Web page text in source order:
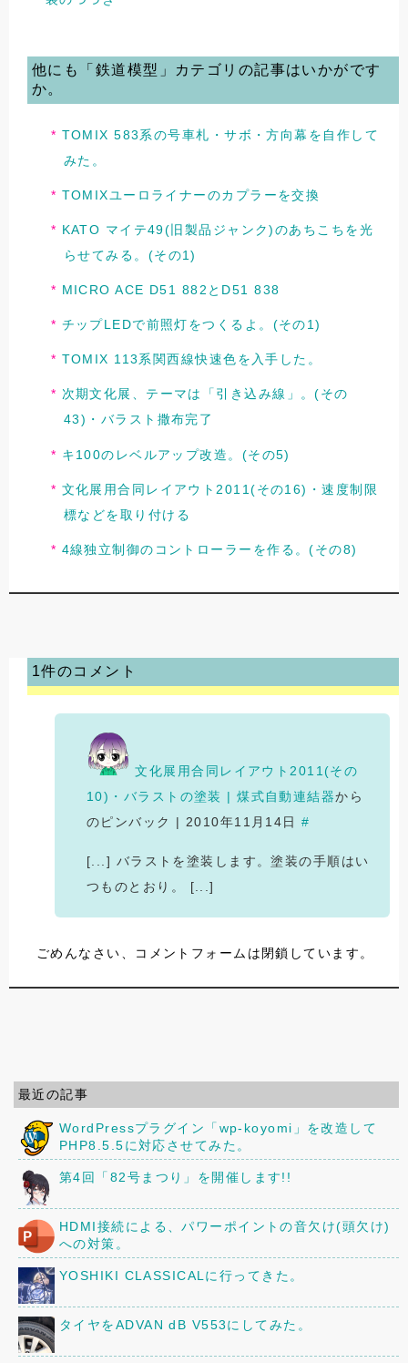
他にも「鉄道模型」カテゴリの記事はいかがです
か。
TOMIX 583系の号車札・サボ・方向幕を自作して
みた。
TOMIXユーロライナーのカプラーを交換
KATO マイテ49(旧製品ジャンク)のあちこちを光
らせてみる。(その1)
MICRO ACE D51 882とD51 838
チップLEDで前照灯をつくるよ。(その1)
TOMIX 113系関西線快速色を入手した。
次期文化展、テーマは「引き込み線」。(その
43)・バラスト撒布完了
キ100のレベルアップ改造。(その5)
文化展用合同レイアウト2011(その16)・速度制限
標などを取り付ける
4線独立制御のコントローラーを作る。(その8)
1件のコメント
文化展用合同レイアウト2011(その
10)・バラストの塗装 | 煤式自動連結器から
のピンバック | 2010年11月14日#
[...] バラストを塗装します。塗装の手順はい
つものとおり。 [...]
ごめんなさい、コメントフォームは閉鎖しています。
最近の記事
WordPressプラグイン「wp-koyomi」を改造して
PHP8.5.5に対応させてみた。
第4回「82号まつり」を開催します!!
HDMI接続による、パワーポイントの音欠け(頭欠け)
への対策。
YOSHIKI CLASSICALに行ってきた。
タイヤをADVAN dB V553にしてみた。